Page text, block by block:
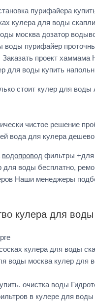
пурифайера
кулера для воды
москва дозатор
пурифайер
проект хаммама
для воды купить
стоит кулер для
чистое
вода для кулера дешево
водопровод фильтры +для
для воды бесплатно,
Наши менеджеры
кулера для
кулера для воды
воды москва кулер для
очистка воды
в кулере для